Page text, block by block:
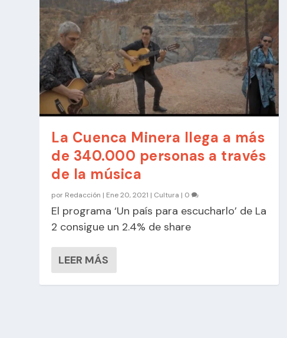
La Cuenca Minera llega a más
de 340.000 personas a través
de la música
por Redacción | Ene 20, 2021 | Cultura | 0
El programa ‘Un país para escucharlo’ de La
2 consigue un 2.4% de share
LEER MÁS